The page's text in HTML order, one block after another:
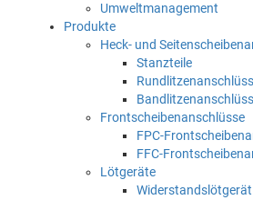
Umweltmanagement
Produkte
Heck- und
Stanzteile
Frontscheibenanschlüsse
FPC-
FFC-
Lötgeräte
Widerstandslötgerät